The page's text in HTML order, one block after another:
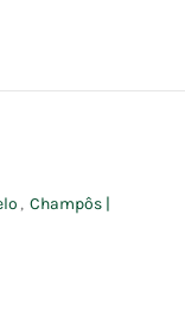
, Champôs |